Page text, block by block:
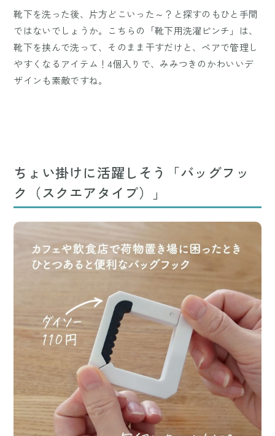
靴下を洗った後、片方どこいった～？と探すのもひと手間
ではないでしょうか。こちらの「靴下用洗濯ピンチ」は、
靴下を挟んで洗って、そのまま干すだけと、ペアで管理し
やすくなるアイテム！4個入りで、みみつきのかわいいデ
ザインも素敵ですね。
ちょい掛けに活躍しそう「バッグフッ
ク（スクエアタイプ）」